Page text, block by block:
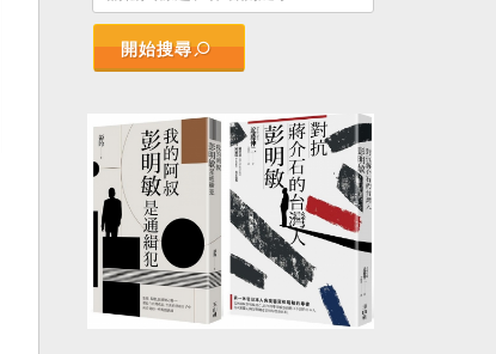
開始搜尋